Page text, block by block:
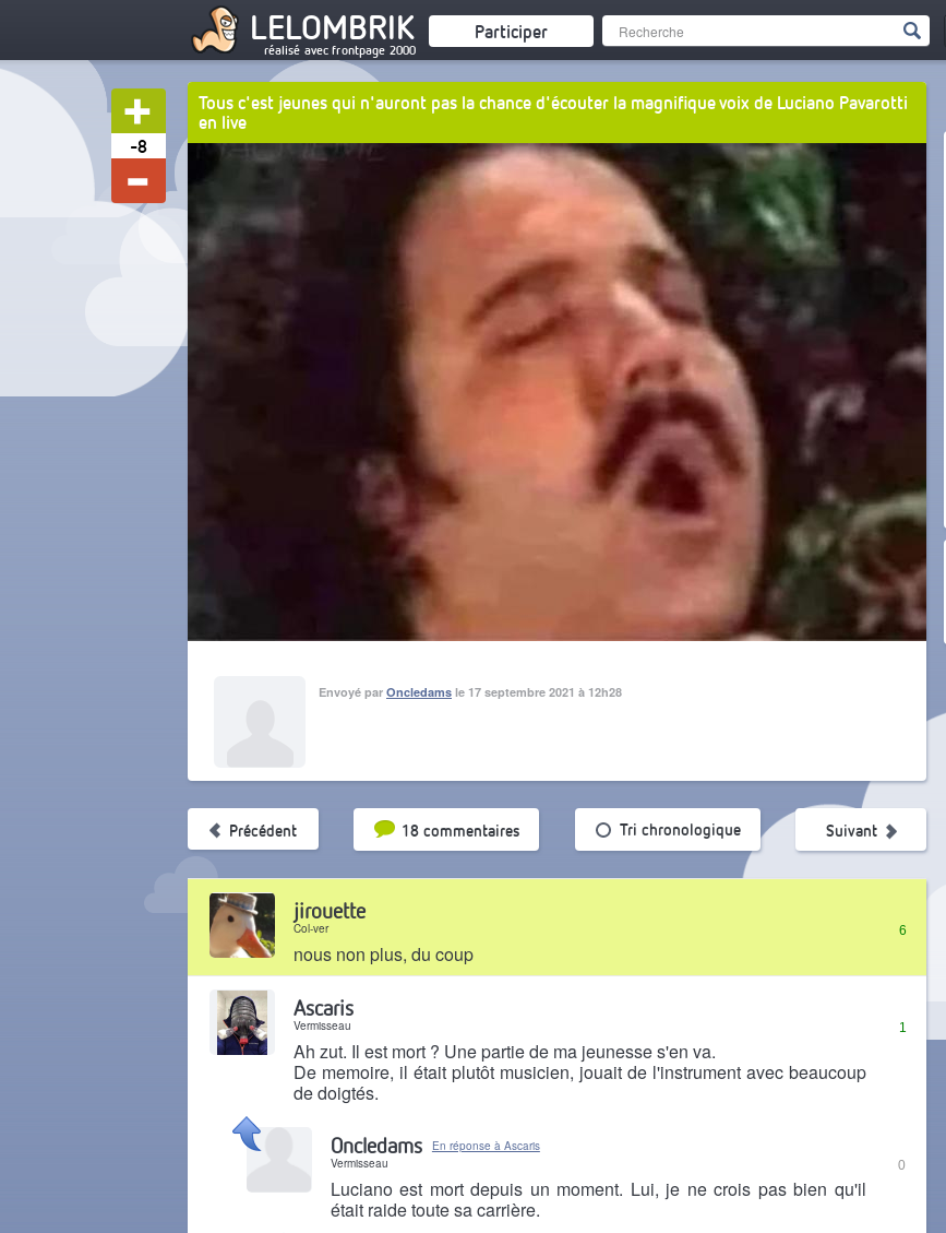
LELOMBRIK
réalisé avec frontpage 2000
Participer
-8
Tous c'est jeunes qui n'auront pas la chance d'écouter la magnifique voix de Luciano Pavarotti
en live
Envoyé par Oncledams le 17 septembre 2021 à 12h28
Précédent 18 commentaires
Tri par popularité Tri chronologique Suivant
6
jirouette
Col-ver
nous non plus, du coup
1
Ascaris
Vermisseau
Ah zut. Il est mort ? Une partie de ma jeunesse s'en va.
De memoire, il était plutôt musicien, jouait de l'instrument avec beaucoup
de doigtés.
Il y a 5 ans
0
Oncledams
En réponse à Ascaris
Vermisseau
Luciano est mort depuis un moment. Lui, je ne crois pas bien qu'il
était raide toute sa carrière.